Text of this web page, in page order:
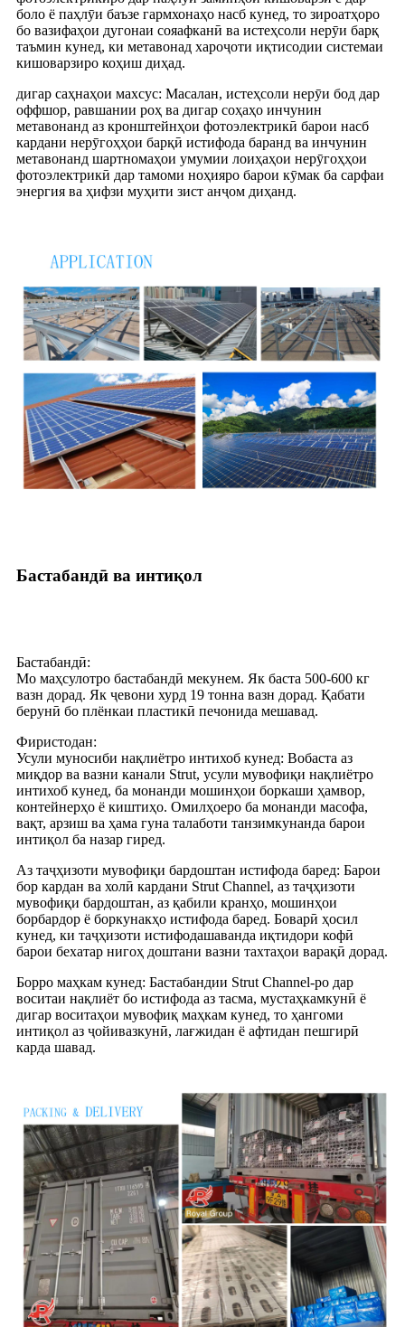
боло ё паҳлӯи баъзе гармхонаҳо насб кунед, то зироатҳоро
бо вазифаҳои дугонаи сояафканӣ ва истеҳсоли нерӯи барқ ​​​​
таъмин кунед, ки метавонад хароҷоти иқтисодии системаи
кишоварзиро коҳиш диҳад.
дигар саҳнаҳои махсус: Масалан, истеҳсоли нерӯи бод дар
оффшор, равшании роҳ ва дигар соҳаҳо инчунин
метавонанд аз кронштейнҳои фотоэлектрикӣ барои насб
кардани нерӯгоҳҳои барқӣ истифода баранд ва инчунин
метавонанд шартномаҳои умумии лоиҳаҳои нерӯгоҳҳои
фотоэлектрикӣ дар тамоми ноҳияро барои кӯмак ба сарфаи
энергия ва ҳифзи муҳити зист анҷом диҳанд.
Бастабандӣ ва интиқол
Бастабандӣ:
Мо маҳсулотро бастабандӣ мекунем. Як баста 500-600 кг
вазн дорад. Як ҷевони хурд 19 тонна вазн дорад. Қабати
берунӣ бо плёнкаи пластикӣ печонида мешавад.
Фиристодан:
Усули муносиби нақлиётро интихоб кунед: Вобаста аз
миқдор ва вазни канали Strut, усули мувофиқи нақлиётро
интихоб кунед, ба монанди мошинҳои боркаши ҳамвор,
контейнерҳо ё киштиҳо. Омилҳоеро ба монанди масофа,
вақт, арзиш ва ҳама гуна талаботи танзимкунанда барои
интиқол ба назар гиред.
Аз таҷҳизоти мувофиқи бардоштан истифода баред: Барои
бор кардан ва холӣ кардани Strut Channel, аз таҷҳизоти
мувофиқи бардоштан, аз қабили кранҳо, мошинҳои
борбардор ё боркунакҳо истифода баред. Боварӣ ҳосил
кунед, ки таҷҳизоти истифодашаванда иқтидори кофӣ
барои бехатар нигоҳ доштани вазни тахтаҳои варақӣ дорад.
Борро маҳкам кунед: Бастабандии Strut Channel-ро дар
воситаи нақлиёт бо истифода аз тасма, мустаҳкамкунӣ ё
дигар воситаҳои мувофиқ маҳкам кунед, то ҳангоми
интиқол аз ҷойивазкунӣ, лағжидан ё афтидан пешгирӣ
карда шавад.